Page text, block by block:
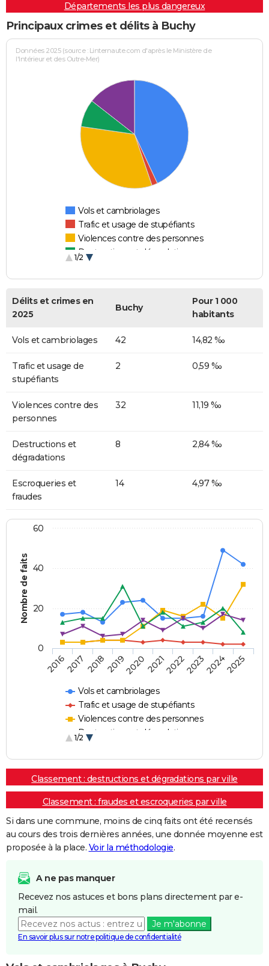
Départements les plus dangereux
Principaux crimes et délits à Buchy
Données 2025 (source : Linternaute.com d'après le Ministère de
l'Intérieur et des Outre-Mer)
Vols et cambriolages
Trafic et usage de stupéfiants
Violences contre des personnes
Destructions et dégradations
1/2
Délits et crimes en
2025
Buchy
Pour 1 000
habitants
Vols et cambriolages 42 14,82 ‰
Trafic et usage de
stupéfiants
2 0,59 ‰
Violences contre des
personnes
32 11,19 ‰
Destructions et
dégradations
8 2,84 ‰
Escroqueries et
fraudes
14 4,97 ‰
Nombre de faits
Vols et cambriolages
Trafic et usage de stupéfiants
Violences contre des personnes
Destructions et dégradations
1/2
20162017 20182019202020212022202320242025
0
20
40
60
Classement : destructions et dégradations par ville
Classement : fraudes et escroqueries par ville
Si dans une commune, moins de cinq faits ont été recensés
au cours des trois dernières années, une donnée moyenne est
proposée à la place. Voir la méthodologie.
A ne pas manquer
Recevez nos astuces et bons plans directement par e-
mail.
Je m'abonne
En savoir plus sur notre politique de confidentialité